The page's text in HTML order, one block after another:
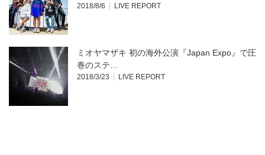
2018/8/6 LIVE REPORT
ミオヤマザキ 初の海外公演『Japan Expo』で圧
巻のステ…
2018/3/23 LIVE REPORT